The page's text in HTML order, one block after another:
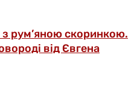
рум’яною скоринкою.
від Євгена